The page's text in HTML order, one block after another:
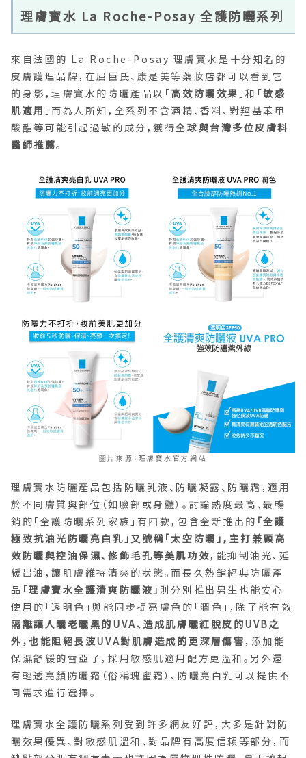
理膚寶水 La Roche-Posay 全護防曬系列
來自法國的 La Roche-Posay 理膚寶水是十分知名的
皮膚護理品牌，在屈臣氏、康是美等藥妝店都可以看到它
的身影，理膚寶水的防曬產品以「高效防曬效果 」和「敏感
肌適用 」而為人所知，全系列不含酒精、香料、對羥基苯甲
酸酯等可能引起過敏的成分，獲得全球與台灣多位皮膚科
醫師推薦。
圖片來源： 理膚寶水官方網站
理膚寶水防曬產品包括防曬乳液、防曬凝露、防曬霜，適用
於不同膚質與部位（如臉部或身體）。討論熱度最高、最暢
銷的「全護防曬系列家族」有四款，包含全新推出的 「全護
極致抗油光防曬亮白乳」又號稱「太空防曬」，主打兼顧高
效防曬與控油保濕、修飾毛孔等美肌功效，能抑制油光、延
緩出油，讓肌膚維持清爽的狀態。而長久熱銷經典防曬產
品 「理膚寶水全護清爽防曬液」 則分別推出男生也能安心
使用的「透明色」與能同步提亮膚色的「潤色」，除了能有效
隔離讓人曬老曬黑的UVA、造成肌膚曬紅脫皮的UVB之
外，也能阻絕長波UVA對肌膚造成的更深層傷害，添加能
保濕舒緩的雪亞子，採用敏感肌適用配方更溫和。另外還
有輕透亮顏防曬霜（俗稱瑰蜜霜）、防曬亮白乳可以提供不
同需求進行選擇。
理膚寶水全護防曬系列受到許多網友好評，大多是針對防
曬效果優異、對敏感肌溫和、對品牌有高度信賴等部分，而